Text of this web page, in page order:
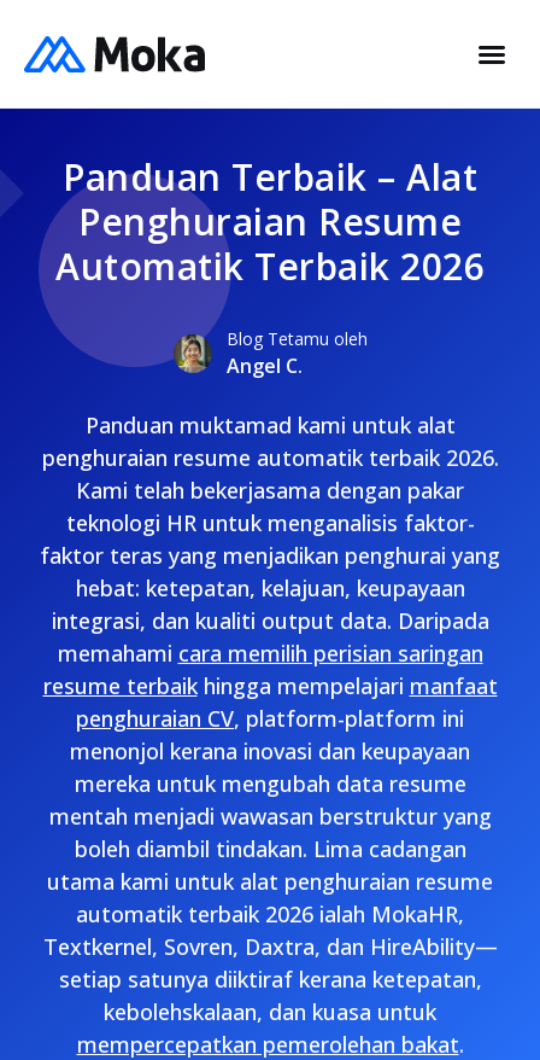
Panduan Terbaik – Alat
Penghuraian Resume
Automatik Terbaik 2026
Blog Tetamu oleh
Angel C.
Panduan muktamad kami untuk alat
penghuraian resume automatik terbaik 2026.
Kami telah bekerjasama dengan pakar
teknologi HR untuk menganalisis faktor-
faktor teras yang menjadikan penghurai yang
hebat: ketepatan, kelajuan, keupayaan
integrasi, dan kualiti output data. Daripada
memahami cara memilih perisian saringan
resume terbaikhingga mempelajari manfaat
penghuraian CV, platform-platform ini
menonjol kerana inovasi dan keupayaan
mereka untuk mengubah data resume
mentah menjadi wawasan berstruktur yang
boleh diambil tindakan. Lima cadangan
utama kami untuk alat penghuraian resume
automatik terbaik 2026 ialah MokaHR,
Textkernel, Sovren, Daxtra, dan HireAbility—
setiap satunya diiktiraf kerana ketepatan,
kebolehskalaan, dan kuasa untuk
mempercepatkan pemerolehan bakat.